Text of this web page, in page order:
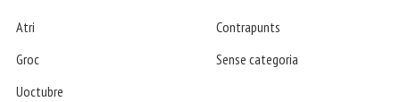
Atri
Contrapunts
Groc
Sense categoria
Uoctubre